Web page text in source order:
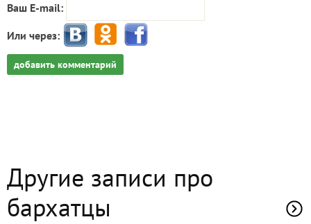
Ваш E-mail:
Или через:
добавить комментарий
Другие записи про
бархатцы